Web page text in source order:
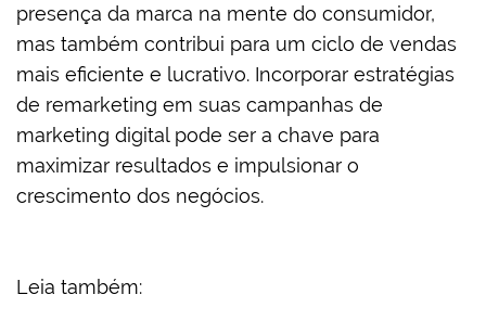
presença da marca na mente do consumidor,
mas também contribui para um ciclo de vendas
mais eficiente e lucrativo. Incorporar estratégias
de remarketing em suas campanhas de
marketing digital pode ser a chave para
maximizar resultados e impulsionar o
crescimento dos negócios.
Leia também: